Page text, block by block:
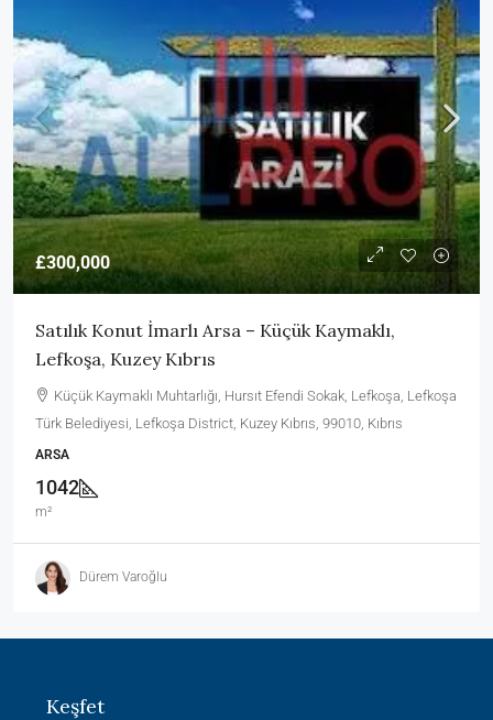
£300,000
Satılık Konut İmarlı Arsa – Küçük Kaymaklı,
Lefkoşa, Kuzey Kıbrıs
Küçük Kaymaklı Muhtarlığı, Hursıt Efendi Sokak, Lefkoşa, Lefkoşa
Türk Belediyesi, Lefkoşa District, Kuzey Kıbrıs, 99010, Kıbrıs
ARSA
1042
m²
Dürem Varoğlu
Keşfet